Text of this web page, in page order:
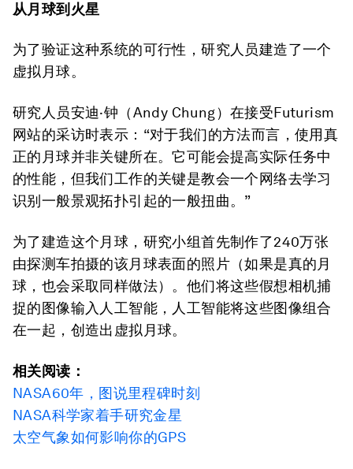
从月球到火星
为了验证这种系统的可行性，研究人员建造了一个
虚拟月球。
研究人员安迪·钟（Andy Chung）在接受Futurism
网站的采访时表示：“对于我们的方法而言，使用真
正的月球并非关键所在。它可能会提高实际任务中
的性能，但我们工作的关键是教会一个网络去学习
识别一般景观拓扑引起的一般扭曲。”
为了建造这个月球，研究小组首先制作了240万张
由探测车拍摄的该月球表面的照片（如果是真的月
球，也会采取同样做法）。他们将这些假想相机捕
捉的图像输入人工智能，人工智能将这些图像组合
在一起，创造出虚拟月球。
相关阅读：
NASA60年，图说里程碑时刻
NASA科学家着手研究金星
太空气象如何影响你的GPS